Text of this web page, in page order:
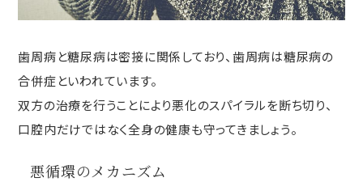
歯周病と糖尿病は密接に関係しており、歯周病は糖尿病の
合併症といわれています。
双方の治療を行うことにより悪化のスパイラルを断ち切り、
口腔内だけではなく全身の健康も守ってきましょう。
悪循環のメカニズム